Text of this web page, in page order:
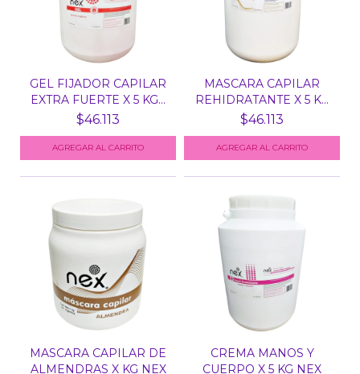
GEL FIJADOR CAPILAR
EXTRA FUERTE X 5 KG...
$46.113
MASCARA CAPILAR
REHIDRATANTE X 5 KG
NEX
$46.113
MASCARA CAPILAR DE
ALMENDRAS X KG NEX
CREMA MANOS Y
CUERPO X 5 KG NEX